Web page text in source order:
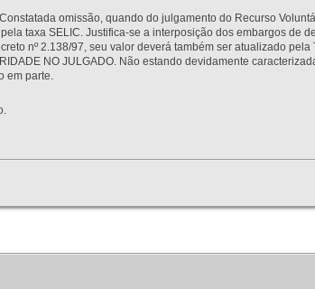
omissão, quando do julgamento do Recurso
taxa SELIC. Justifica-se a interposição dos embargos de
nº 2.138/97, seu valor deverá também ser atualizado pela
NO JULGADO. Não estando devidamente
em parte.